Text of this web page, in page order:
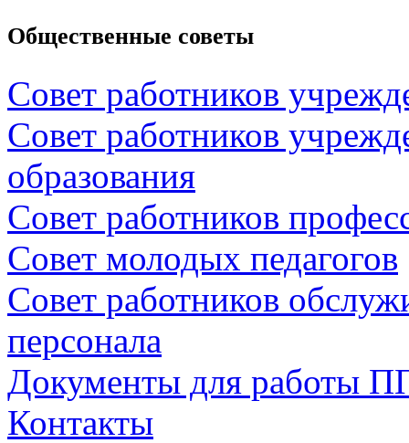
Общественные советы
Совет работников
Совет работников
образования
Совет работников
Совет молодых педагогов
Совет работников
персонала
Документы для работы
Контакты